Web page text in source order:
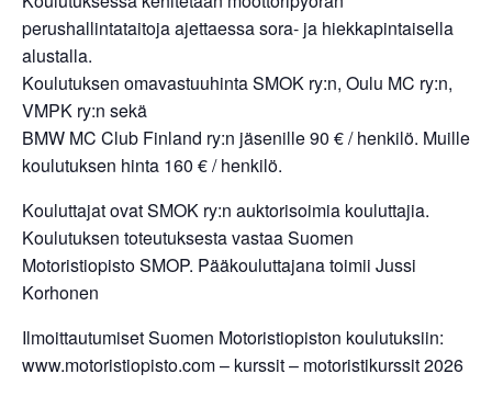
perushallintataitoja ajettaessa sora- ja hiekkapintaisella
alustalla.
Koulutuksen omavastuuhinta SMOK ry:n, Oulu MC ry:n,
VMPK ry:n sekä
BMW MC Club Finland ry:n jäsenille 90 € / henkilö. Muille
koulutuksen hinta 160 € / henkilö.
Kouluttajat ovat SMOK ry:n auktorisoimia kouluttajia.
Koulutuksen toteutuksesta vastaa Suomen
Motoristiopisto SMOP. Pääkouluttajana toimii Jussi
Korhonen
Ilmoittautumiset Suomen Motoristiopiston koulutuksiin:
www.motoristiopisto.com – kurssit – motoristikurssit 2026